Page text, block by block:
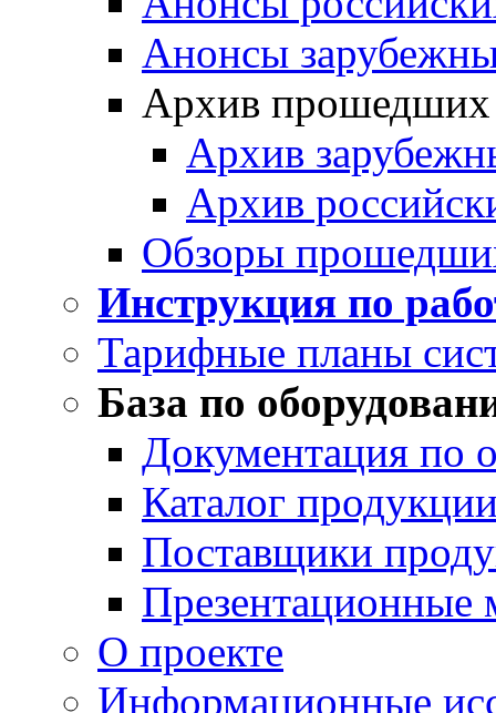
Анонсы
Архив прошедших
Архив
Архив
Обзоры
Инструкция по
Тарифные планы
База по
Документация по
Каталог
Поставщики
Презентационные
О проекте
Информационные